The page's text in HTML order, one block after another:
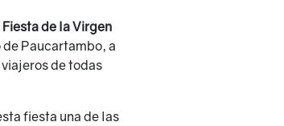
Fiesta de la Virgen
Paucartambo, a
de todas
fiesta una de las